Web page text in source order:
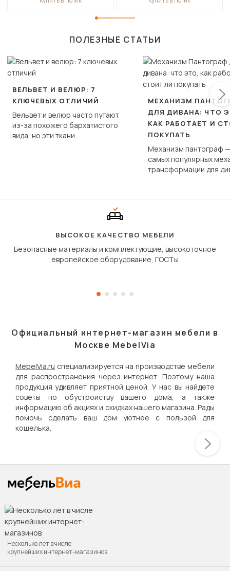
ПОЛЕЗНЫЕ СТАТЬИ
ВЕЛЬВЕТ И ВЕЛЮР: 7
КЛЮЧЕВЫХ ОТЛИЧИЙ
Вельвет и велюр часто путают
из-за похожего бархатистого
вида, но эти ткани
МЕХАНИЗМ
ДЛЯ ДИВАНА: ЧТО
КАК РАБОТАЕТ И
ПОКУПАТЬ
Механизм пантограф
самых популярных
трансформации для
сиденье не
дугообразной
ВЫСОКОЕ КАЧЕСТВО МЕБЕЛИ
Безопасные материалы и комплектующие, высокоточное
европейское оборудование, ГОСТы
Официальный интернет-магазин мебели в
Москве MebelVia
MebelVia.ru специализируется на производстве мебели
для распространения через интернет. Поэтому наша
продукция удивляет приятной ценой. У нас вы найдете
советы по обустройству вашего дома, а также
информацию об акциях и скидках нашего магазина. Рады
помочь сделать ваш дом уютнее с пользой для
кошелька.
Несколько лет в числе
крупнейших интернет-магазинов